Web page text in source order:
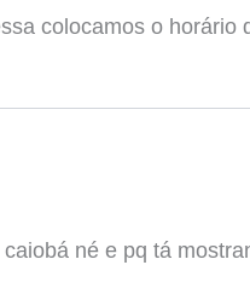
colocamos o horário
né e pq tá